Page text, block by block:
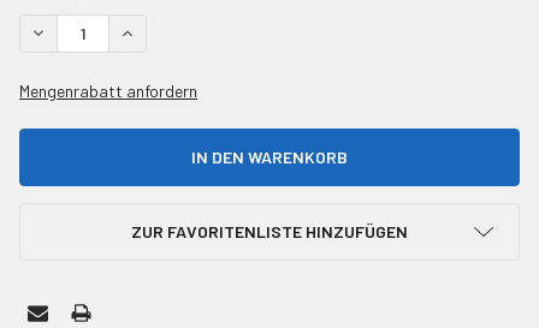
BESTAND:
MENGE VON UNDEFINED REDUZIEREN
MENGE VON UNDEFINED ERHÖHEN
Mengenrabatt anfordern
ZUR FAVORITENLISTE HINZUFÜGEN